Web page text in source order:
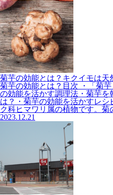
菊芋の効能とは？キクイモは天
菊芋の効能とは？目次 ・「菊
の効能を活かす調理法・菊芋
は？・菊芋の効能を活かすレシ
ク科ヒマワリ属の植物です。
2023.12.21